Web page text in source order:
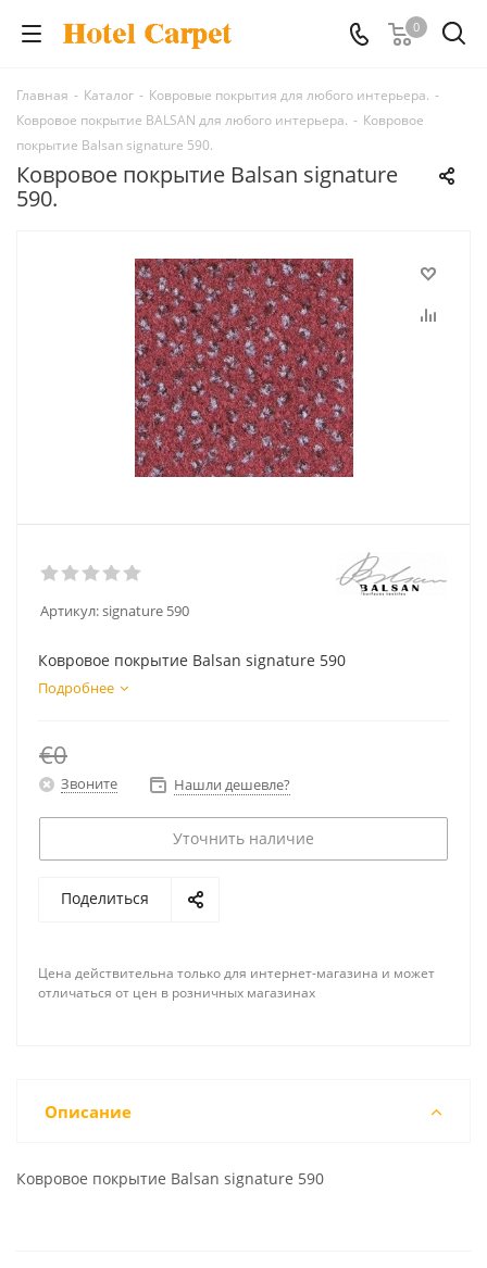
0
Главная - Каталог - Ковровые покрытия для любого интерьера. -
Ковровое покрытие BALSAN для любого интерьера. - Ковровое
покрытие Balsan signature 590.
Ковровое покрытие Balsan signature
590.
Артикул:signature 590
Ковровое покрытие Balsan signature 590
Подробнее
€0
Звоните Нашли дешевле?
Уточнить наличие
Поделиться
Цена действительна только для интернет-магазина и может
отличаться от цен в розничных магазинах
Описание
Ковровое покрытие Balsan signature 590